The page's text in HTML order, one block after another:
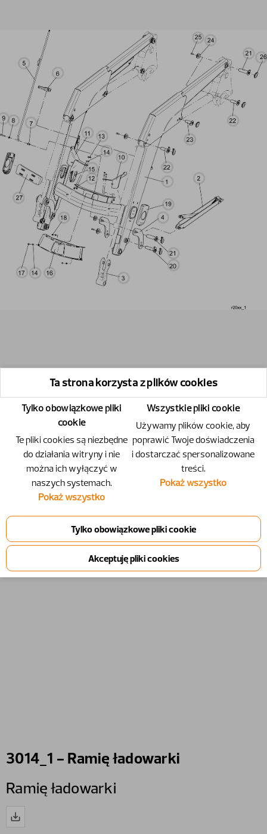
3014_1 - Ramię ładowarki
Ramię ładowarki
Ta strona korzysta z plików cookies
Tylko obowiązkowe pliki
cookie
Te pliki cookies są niezbędne
do działania witryny i nie
można ich wyłączyć w
naszych systemach.
Pokaż wszystko
Wszystkie pliki cookie
Używamy plików cookie, aby
poprawić Twoje doświadczenia
i dostarczać spersonalizowane
treści.
Pokaż wszystko